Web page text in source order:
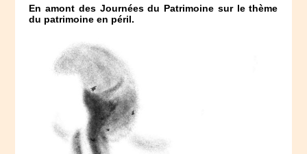
En amont des Journées du Patrimoine sur le thème
du patrimoine en péril.